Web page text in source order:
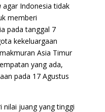
agar Indonesia tidak
memberi
pada tanggal 7
kekeluargaan
Asia Timur
yang ada,
pada 17 Agustus
nilai juang yang tinggi